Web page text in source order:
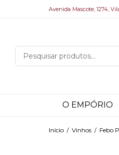
Avenida Mascote, 1274,
O EMPÓRIO
Início / Vinhos / Febo